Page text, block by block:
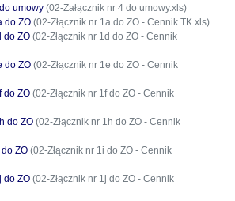
umowy (02-Załącznik nr 4 do umowy.xls)
do ZO (02-Złącznik nr 1a do ZO - Cennik TK.xls)
do ZO (02-Złącznik nr 1d do ZO - Cennik
do ZO (02-Złącznik nr 1e do ZO - Cennik
do ZO (02-Złącznik nr 1f do ZO - Cennik
do ZO (02-Złącznik nr 1h do ZO - Cennik
do ZO (02-Złącznik nr 1i do ZO - Cennik
do ZO (02-Złącznik nr 1j do ZO - Cennik